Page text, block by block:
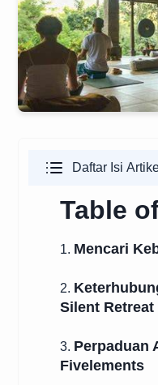
Daftar Isi
Table
1. Mencari
2.
Silent Retreat
3. Perpaduan
Fivelements